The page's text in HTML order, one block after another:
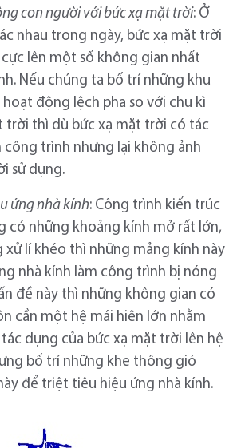
con người với bức xạ mặt trời: Ở
nhau trong ngày, bức xạ mặt trời
lên một số không gian nhất
Nếu chúng ta bố trí những khu
động lệch pha so với chu kì
trời thì dù bức xạ mặt trời có tác
trình nhưng lại không ảnh
sử dụng.
ứng nhà kính: Công trình kiến trúc
có những khoảng kính mở rất lớn,
xử lí khéo thì những mảng kính này
nhà kính làm công trình bị nóng
đề này thì những không gian có
cần một hệ mái hiên lớn nhằm
dụng của bức xạ mặt trời lên hệ
bố trí những khe thông gió
để triệt tiêu hiệu ứng nhà kính.